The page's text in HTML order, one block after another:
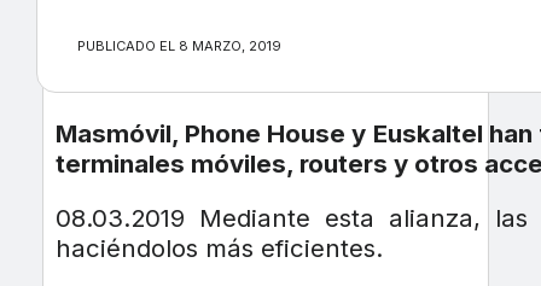
PUBLICADO EL 8 MARZO, 2019
Masmóvil, Phone House y Euskaltel
terminales móviles, routers y otros
08.03.2019 Mediante esta alianza,
haciéndolos más eficientes.